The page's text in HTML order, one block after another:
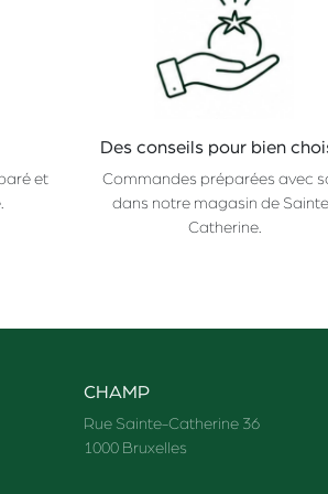
et
Des conseils pour bien
Commandes préparées avec
dans notre magasin de
Catherine.
CHAMP
Rue Sainte-Catherine 36
1000 Bruxelles